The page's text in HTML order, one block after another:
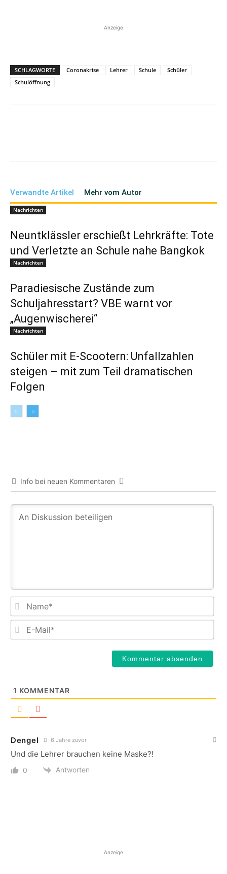
Anzeige
SCHLAGWORTE Coronakrise Lehrer Schule
Schüler
Schulöffnung
Verwandte Artikel Mehr vom Autor
Nachrichten
Neuntklässler erschießt Lehrkräfte: Tote
und Verletzte an Schule nahe Bangkok
Nachrichten
Paradiesische Zustände zum
Schuljahresstart? VBE warnt vor
„Augenwischerei“
Nachrichten
Schüler mit E-Scootern: Unfallzahlen
steigen – mit zum Teil dramatischen
Folgen
Info bei neuen Kommentaren
E-
1 KOMMENTAR
Dengel 6 Jahre zuvor
Und die Lehrer brauchen keine Maske?!
0 Antworten
Anzeige